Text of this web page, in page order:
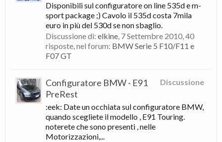
Disponibili sul configuratore on line 535d e m-
sport package ;) Cavolo il 535d costa 7mila
euro in più del 530d se non sbaglio.
Discussione di: elkine, 7 Settembre 2010, 40
risposte, nel forum: BMW Serie 5 F10/F11 e
F07 GT
Discussione
Configuratore BMW - E91
PreRest
:eek: Date un occhiata sul configuratore BMW,
quando scegliete il modello , E91 Touring.
noterete che sono presenti , nelle
Motorizzazioni,...